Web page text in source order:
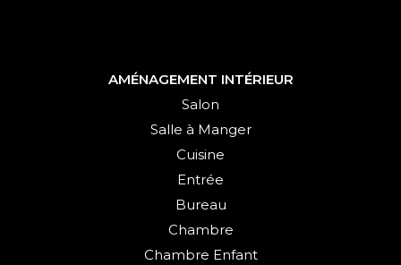
AMÉNAGEMENT INTÉRIEUR
Salon
Salle à Manger
Cuisine
Entrée
Bureau
Chambre
Chambre Enfant